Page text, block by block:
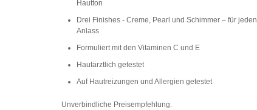
Hautton
Drei Finishes - Creme, Pearl und Schimmer – für jeden
Anlass
Formuliert mit den Vitaminen C und E
Hautärztlich getestet
Auf Hautreizungen und Allergien getestet
Unverbindliche Preisempfehlung.